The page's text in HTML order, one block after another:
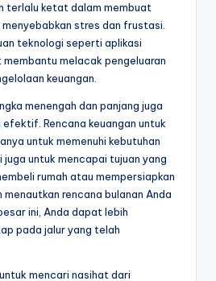
terlalu ketat dalam membuat
stres dan frustasi.
teknologi seperti aplikasi
melacak pengeluaran
keuangan.
menengah dan panjang juga
Rencana keuangan untuk
untuk memenuhi kebutuhan
untuk mencapai tujuan yang
rumah atau mempersiapkan
menautkan rencana bulanan Anda
ini, Anda dapat lebih
pada jalur yang telah
mencari nasihat dari